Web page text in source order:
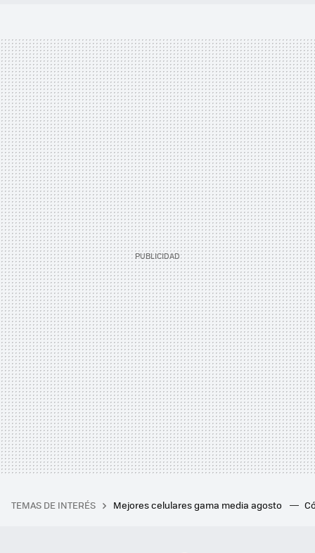
TEMAS DE INTERÉS Mejores celulares gama media agosto